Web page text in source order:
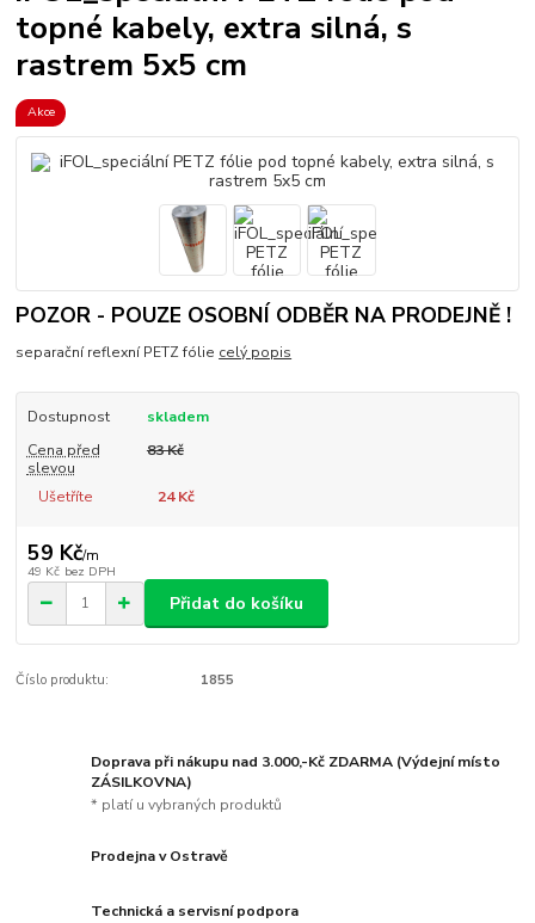
topné kabely, extra silná, s
rastrem 5x5 cm
Akce
POZOR - POUZE OSOBNÍ ODBĚR NA PRODEJNĚ !
separační reflexní PETZ fólie celý popis
Dostupnost
skladem
Cena před
slevou
83 Kč
Ušetříte 24 Kč
59 Kč/m
49 Kč bez DPH
Přidat do košíku
Číslo produktu: 1855
Doprava při nákupu nad 3.000,-Kč ZDARMA (Výdejní místo
ZÁSILKOVNA)
* platí u vybraných produktů
Prodejna v Ostravě
Technická a servisní podpora